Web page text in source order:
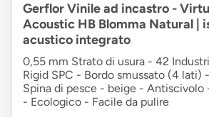
Gerflor Vinile ad incastro -
Acoustic HB Blomma Natural |
acustico integrato
0,55 mm Strato di usura - 42
Rigid SPC - Bordo smussato (4
Spina di pesce - beige - Antiscivolo
- Ecologico - Facile da pulire